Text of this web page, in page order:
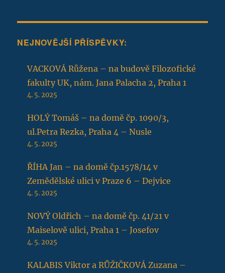
NEJNOVĚJŠÍ PŘÍSPĚVKY:
VACKOVÁ Růžena – na budově Filozofické
fakulty UK, nám. Jana Palacha 2, Praha 1
4. 5. 2025
HOLÝ Tomáš – na domě čp. 1090/3,
ul.Petra Rezka, Praha 4 – Nusle
4. 5. 2025
ŘÍHA Jan – na domě čp.1578/14 v
Zemědělské ulici v Praze 6 – Dejvice
4. 5. 2025
NOVÝ Oldřich – na domě čp. 41/21 v
Maiselově ulici, Praha 1 – Josefov
4. 5. 2025
KALABIS Viktor a RŮŽIČKOVÁ Zuzana –